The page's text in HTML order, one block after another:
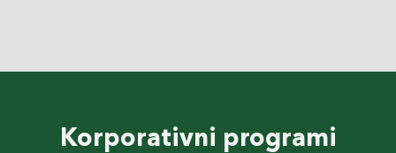
Korporativni programi